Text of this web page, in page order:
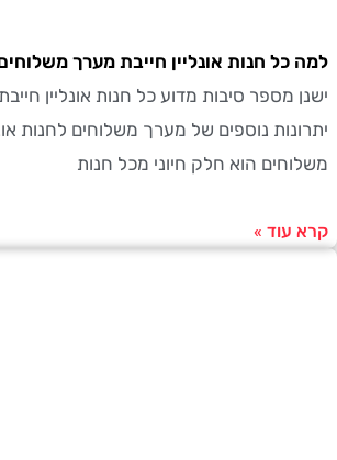
חנות אונליין חייבת מערך משלוחים?
מספר סיבות מדוע כל חנות אונליין חייבת
נוספים של מערך משלוחים לחנות
הוא חלק חיוני מכל חנות
»